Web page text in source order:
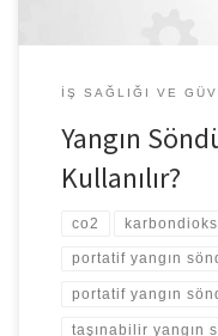
İŞ SAĞLIĞI VE
Yangın
Kullanılır?
co2
portatif yangın
portatif yangın
taşınabilir yangın